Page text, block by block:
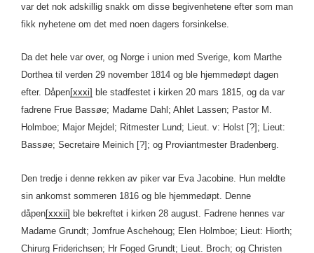
var det nok adskillig snakk om disse begivenhetene efter som man
fikk nyhetene om det med noen dagers forsinkelse.
Da det hele var over, og Norge i union med Sverige, kom Marthe
Dorthea til verden 29 november 1814 og ble hjemmedøpt dagen
efter. Dåpen[xxxi] ble stadfestet i kirken 20 mars 1815, og da var
fadrene Frue Bassøe; Madame Dahl; Ahlet Lassen; Pastor M.
Holmboe; Major Mejdel; Ritmester Lund; Lieut. v: Holst [?]; Lieut:
Bassøe; Secretaire Meinich [?]; og Proviantmester Bradenberg.
Den tredje i denne rekken av piker var Eva Jacobine. Hun meldte
sin ankomst sommeren 1816 og ble hjemmedøpt. Denne
dåpen[xxxii] ble bekreftet i kirken 28 august. Fadrene hennes var
Madame Grundt; Jomfrue Aschehoug; Elen Holmboe; Lieut: Hiorth;
Chirurg Friderichsen; Hr Foged Grundt; Lieut. Broch; og Christen